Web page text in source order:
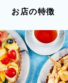
お店の特徴